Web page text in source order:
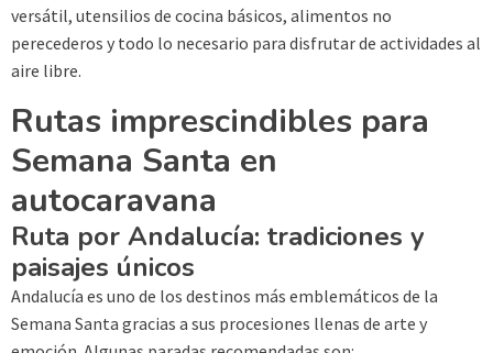
versátil, utensilios de cocina básicos, alimentos no
perecederos y todo lo necesario para disfrutar de actividades al
aire libre.
Rutas imprescindibles para
Semana Santa en
autocaravana
Ruta por Andalucía: tradiciones y
paisajes únicos
Andalucía es uno de los destinos más emblemáticos de la
Semana Santa gracias a sus procesiones llenas de arte y